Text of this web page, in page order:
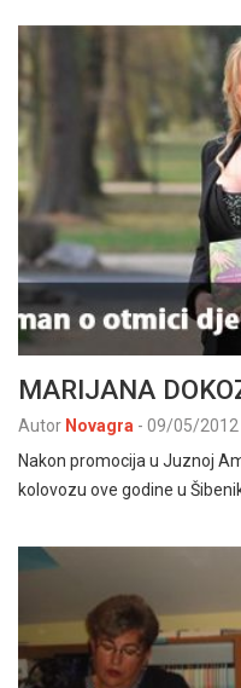
MARIJANA
Autor Novagra - 09/05/2012
Nakon promocija u Juznoj
kolovozu ove godine u